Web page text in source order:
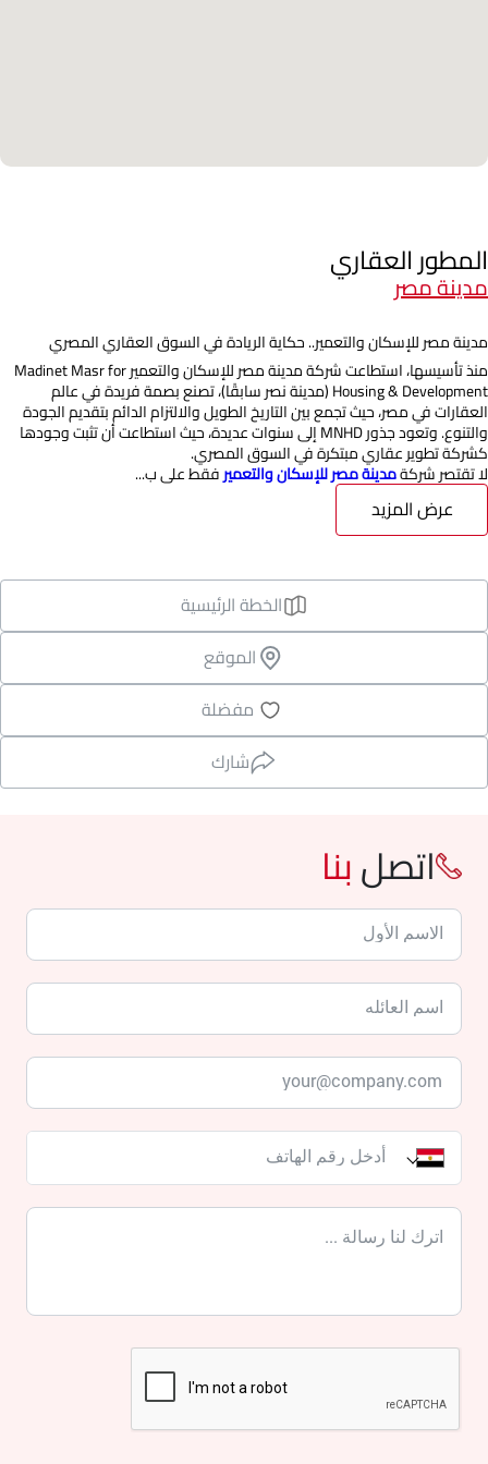
المطور العقاري
مدينة مصر
مدينة مصر للإسكان والتعمير.. حكاية الريادة في السوق العقاري المصري
منذ تأسيسها، استطاعت شركة مدينة مصر للإسكان والتعمير Madinet Masr for
Housing & Development (مدينة نصر سابقًا)، تصنع بصمة فريدة في عالم
العقارات في مصر، حيث تجمع بين التاريخ الطويل والالتزام الدائم بتقديم الجودة
والتنوع. وتعود جذور MNHD إلى سنوات عديدة، حيث استطاعت أن تثبت وجودها
كشركة تطوير عقاري مبتكرة في السوق المصري.
لا تقتصر شركةمدينة مصر للإسكان والتعميرفقط على ب...
عرض المزيد
الخطة الرئيسية
الموقع
مفضلة
شارك
اتصلبنا